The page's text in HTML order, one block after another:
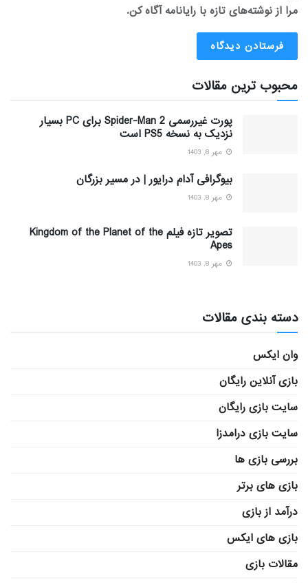
مرا از نوشته‌های تازه با رایانامه آگاه کن.
محبوب ترین مقالات
پورت غیررسمی Spider-Man 2 برای PC بسیار
نزدیک به نسخه PS5 است
مهر 8, 1403
بیوگرافی آدام درایور | در مسیر بزرگان
مهر 8, 1403
تصویر تازه فیلم Kingdom of the Planet of the
Apes
مهر 8, 1403
دسته بندی مقالات
وان ایکس
بازی آنلاین رایگان
سایت بازی رایگان
سایت بازی درامدزا
بررسی بازی ها
بازی های برتر
درآمد از بازی
بازی های ایکس
مقالات بازی